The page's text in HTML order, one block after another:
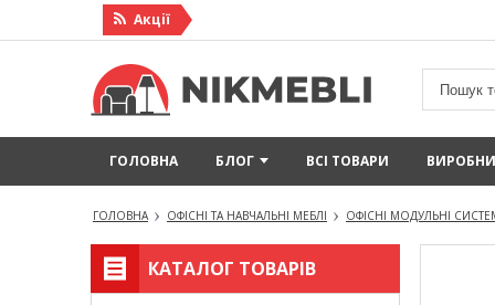
Акцiї
ГОЛОВНА БЛОГ ВСІ ТОВАРИ
ГОЛОВНА ОФІСНІ ТА НАВЧАЛЬНІ МЕБЛІ ОФІСНІ МОДУЛЬНІ
КАТАЛОГ ТОВАРІВ